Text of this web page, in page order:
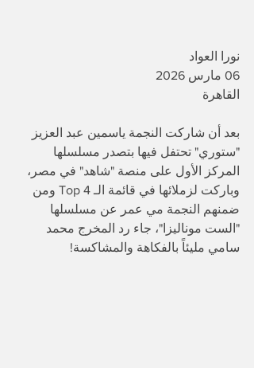
نورا العواد
06 مارس 2026
القاهرة
بعد أن شاركت النجمة ياسمين عبد العزيز
"ستوري" تحتفل فيها بتصدر مسلسلها
المركز الأول على منصة "شاهد" في مصر،
وباركت لزملائها في قائمة الـ Top 4 ومن
ضمنهم النجمة مي عمر عن مسلسلها
"الست موناليزا"، جاء رد المخرج محمد
سامي مليئاً بالفكاهة والمشاكسة!